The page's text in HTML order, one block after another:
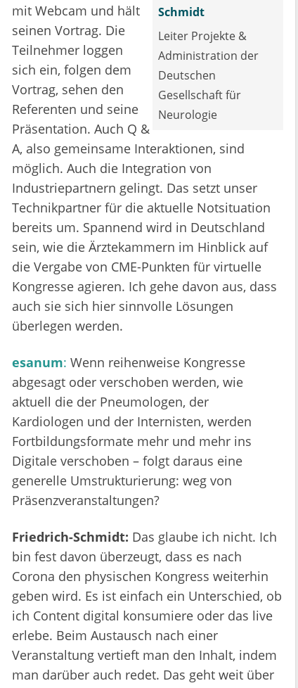
Schmidt
Leiter Projekte &
Administration der
Deutschen
Gesellschaft für
Neurologie
mit Webcam und hält
seinen Vortrag. Die
Teilnehmer loggen
sich ein, folgen dem
Vortrag, sehen den
Referenten und seine
Präsentation. Auch Q &
A, also gemeinsame Interaktionen, sind
möglich. Auch die Integration von
Industriepartnern gelingt. Das setzt unser
Technikpartner für die aktuelle Notsituation
bereits um. Spannend wird in Deutschland
sein, wie die Ärztekammern im Hinblick auf
die Vergabe von CME-Punkten für virtuelle
Kongresse agieren. Ich gehe davon aus, dass
auch sie sich hier sinnvolle Lösungen
überlegen werden.
esanum: Wenn reihenweise Kongresse
abgesagt oder verschoben werden, wie
aktuell die der Pneumologen, der
Kardiologen und der Internisten, werden
Fortbildungsformate mehr und mehr ins
Digitale verschoben – folgt daraus eine
generelle Umstrukturierung: weg von
Präsenzveranstaltungen?
Friedrich-Schmidt: Das glaube ich nicht. Ich
bin fest davon überzeugt, dass es nach
Corona den physischen Kongress weiterhin
geben wird. Es ist einfach ein Unterschied, ob
ich Content digital konsumiere oder das live
erlebe. Beim Austausch nach einer
Veranstaltung vertieft man den Inhalt, indem
man darüber auch redet. Das geht weit über